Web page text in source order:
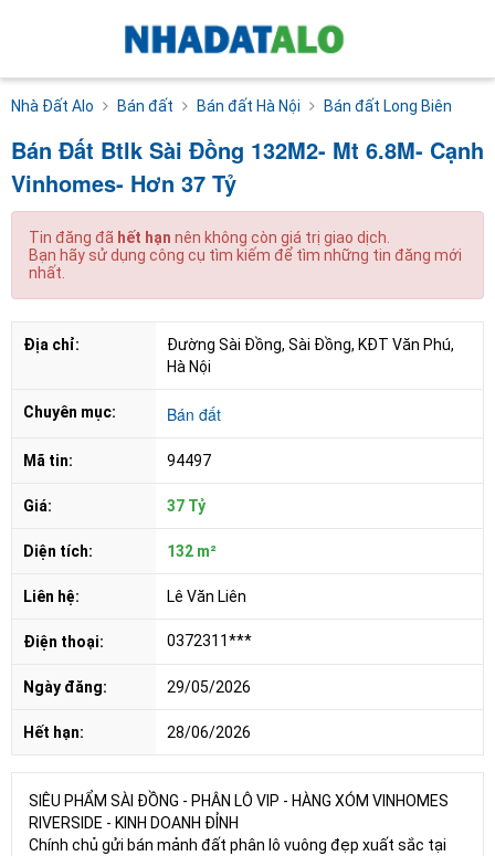
Nhà Đất Alo Bán đất Bán đất Hà Nội Bán đất Long Biên
Bán Đất Btlk Sài Đồng 132M2- Mt 6.8M- Cạnh
Vinhomes- Hơn 37 Tỷ
Tin đăng đã hết hạn nên không còn giá trị giao dịch.
Bạn hãy sử dụng công cụ tìm kiếm để tìm những tin đăng mới
nhất.
Địa chỉ:
Đường Sài Đồng, Sài Đồng, KĐT Văn Phú,
Hà Nội
Chuyên mục: Bán đất
Mã tin: 94497
Giá: 37 Tỷ
Diện tích: 132 m²
Liên hệ: Lê Văn Liên
Điện thoại: 0372311***
Ngày đăng: 29/05/2026
Hết hạn: 28/06/2026
SIÊU PHẨM SÀI ĐỒNG - PHÂN LÔ VIP - HÀNG XÓM VINHOMES
RIVERSIDE - KINH DOANH ĐỈNH
Chính chủ gửi bán mảnh đất phân lô vuông đẹp xuất sắc tại